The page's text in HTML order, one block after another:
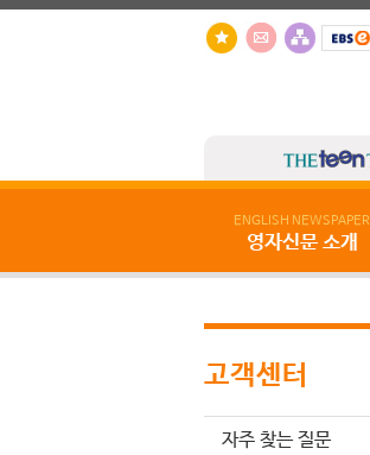
ENGLISH NEWSPAPER
영자신문 소개
고객센터
자주 찾는 질문